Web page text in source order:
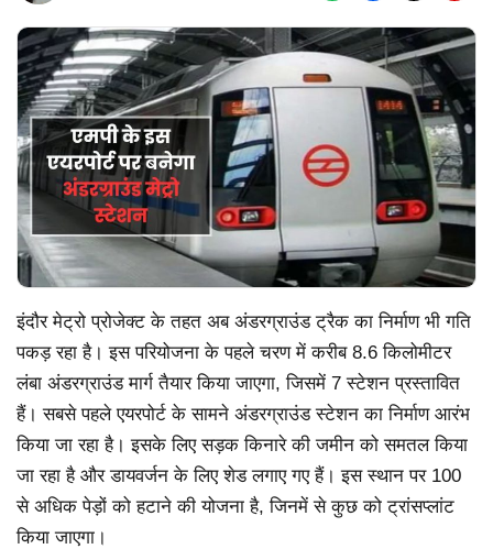
इंदौर मेट्रो प्रोजेक्ट के तहत अब अंडरग्राउंड ट्रैक का निर्माण भी गति
पकड़ रहा है। इस परियोजना के पहले चरण में करीब 8.6 किलोमीटर
लंबा अंडरग्राउंड मार्ग तैयार किया जाएगा, जिसमें 7 स्टेशन प्रस्तावित
हैं। सबसे पहले एयरपोर्ट के सामने अंडरग्राउंड स्टेशन का निर्माण आरंभ
किया जा रहा है। इसके लिए सड़क किनारे की जमीन को समतल किया
जा रहा है और डायवर्जन के लिए शेड लगाए गए हैं। इस स्थान पर 100
से अधिक पेड़ों को हटाने की योजना है, जिनमें से कुछ को ट्रांसप्लांट
किया जाएगा।